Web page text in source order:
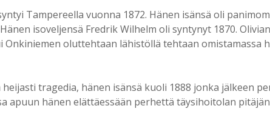
Tampereella vuonna 1872. Hänen isänsä oli
isoveljensä Fredrik Wilhelm oli syntynyt 1870.
Onkiniemen oluttehtaan lähistöllä tehtaan
tragedia, hänen isänsä kuoli 1888 jonka jälkeen
apuun hänen elättäessään perhettä täysihoitolan